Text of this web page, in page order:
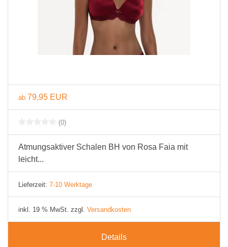
ab 79,95 EUR
(0)
Atmungsaktiver Schalen BH von Rosa Faia mit
leicht...
Lieferzeit: 7-10 Werktage
inkl. 19 % MwSt. zzgl. Versandkosten
Details